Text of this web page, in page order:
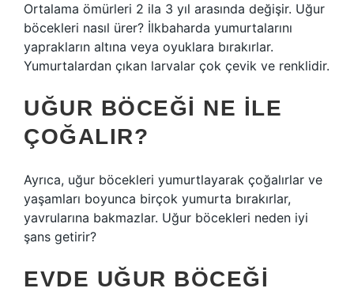
Ortalama ömürleri 2 ila 3 yıl arasında değişir. Uğur
böcekleri nasıl ürer? İlkbaharda yumurtalarını
yaprakların altına veya oyuklara bırakırlar.
Yumurtalardan çıkan larvalar çok çevik ve renklidir.
UĞUR BÖCEĞI NE ILE
ÇOĞALIR?
Ayrıca, uğur böcekleri yumurtlayarak çoğalırlar ve
yaşamları boyunca birçok yumurta bırakırlar,
yavrularına bakmazlar. Uğur böcekleri neden iyi
şans getirir?
EVDE UĞUR BÖCEĞI